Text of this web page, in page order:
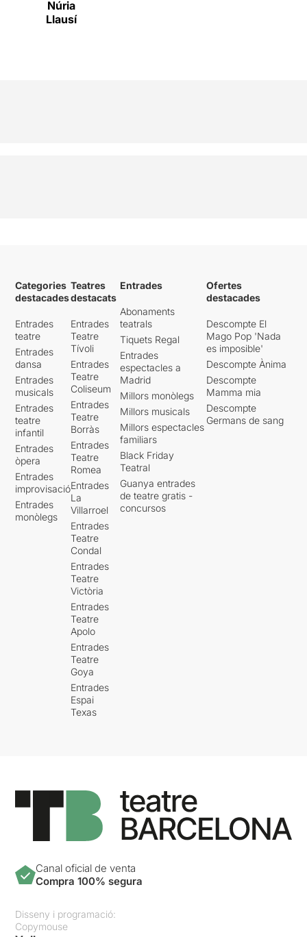
Núria
Llausí
Categories
destacades
Entrades
teatre
Entrades
dansa
Entrades
musicals
Entrades
teatre
infantil
Entrades
òpera
Entrades
improvisació
Entrades
monòlegs
Teatres
destacats
Entrades
Teatre
Tívoli
Entrades
Teatre
Coliseum
Entrades
Teatre
Borràs
Entrades
Teatre
Romea
Entrades
La
Villarroel
Entrades
Teatre
Condal
Entrades
Teatre
Victòria
Entrades
Teatre
Apolo
Entrades
Teatre
Goya
Entrades
Espai
Texas
Entrades
Abonaments
teatrals
Tiquets Regal
Entrades
espectacles a
Madrid
Millors monòlegs
Millors musicals
Millors espectacles
familiars
Black Friday
Teatral
Guanya entrades
de teatre gratis -
concursos
Ofertes
destacades
Descompte El
Mago Pop 'Nada
es imposible'
Descompte Ànima
Descompte
Mamma mia
Descompte
Germans de sang
Canal oficial de venta
Compra 100% segura
Disseny i programació:
Copymouse